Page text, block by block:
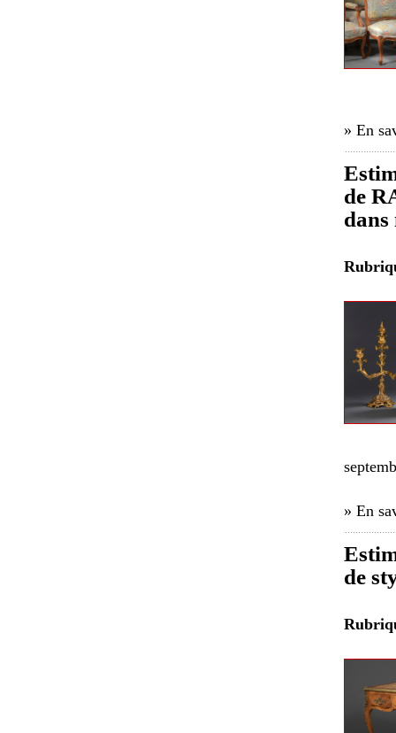
» En
de
dans
» En
de